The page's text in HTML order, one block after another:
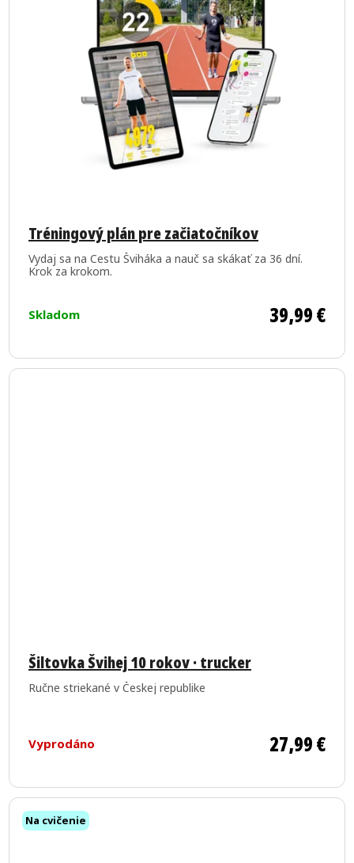
Tréningový plán pre začiatočníkov
Vydaj sa na Cestu Šviháka a nauč sa skákať za 36 dní.
Krok za krokom.
hodnotenie
produktu
je
z
Skladom 39,99 €
Šiltovka Švihej 10 rokov · trucker
Ručne striekané v Českej republike
Vyprodáno 27,99 €
Na cvičenie